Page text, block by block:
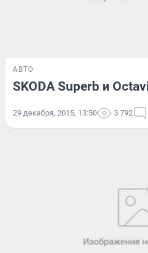
АВТО
SKODA Superb и
29 декабря, 2015, 13:50 3 792